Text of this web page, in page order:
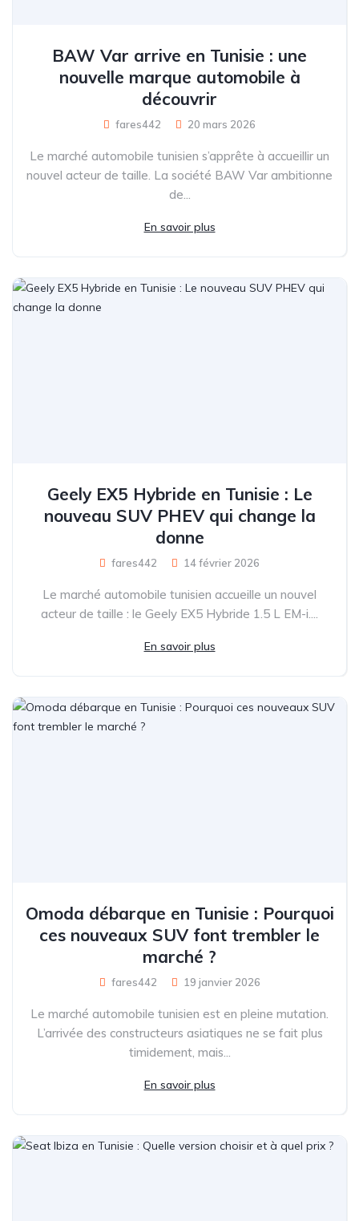
BAW Var arrive en Tunisie : une
nouvelle marque automobile à
découvrir
fares442 20 mars 2026
Le marché automobile tunisien s’apprête à accueillir un
nouvel acteur de taille. La société BAW Var ambitionne
de...
En savoir plus
Geely EX5 Hybride en Tunisie : Le
nouveau SUV PHEV qui change la
donne
fares442 14 février 2026
Le marché automobile tunisien accueille un nouvel
acteur de taille : le Geely EX5 Hybride 1.5 L EM-i....
En savoir plus
Omoda débarque en Tunisie : Pourquoi
ces nouveaux SUV font trembler le
marché ?
fares442 19 janvier 2026
Le marché automobile tunisien est en pleine mutation.
L’arrivée des constructeurs asiatiques ne se fait plus
timidement, mais...
En savoir plus